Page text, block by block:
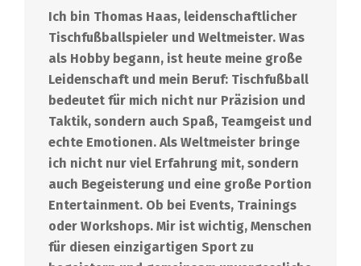
Ich bin Thomas Haas, leidenschaftlicher
Tischfußballspieler und Weltmeister. Was
als Hobby begann, ist heute meine große
Leidenschaft und mein Beruf: Tischfußball
bedeutet für mich nicht nur Präzision und
Taktik, sondern auch Spaß, Teamgeist und
echte Emotionen. Als Weltmeister bringe
ich nicht nur viel Erfahrung mit, sondern
auch Begeisterung und eine große Portion
Entertainment. Ob bei Events, Trainings
oder Workshops. Mir ist wichtig, Menschen
für diesen einzigartigen Sport zu